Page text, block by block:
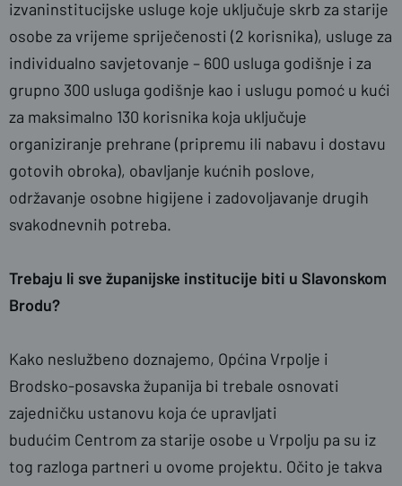
izvaninstitucijske usluge koje uključuje skrb za starije
osobe za vrijeme spriječenosti (2 korisnika), usluge za
individualno savjetovanje – 600 usluga godišnje i za
grupno 300 usluga godišnje kao i uslugu pomoć u kući
za maksimalno 130 korisnika koja uključuje
organiziranje prehrane (pripremu ili nabavu i dostavu
gotovih obroka), obavljanje kućnih poslove,
održavanje osobne higijene i zadovoljavanje drugih
svakodnevnih potreba.
Trebaju li sve županijske institucije biti u Slavonskom
Brodu?
Kako neslužbeno doznajemo, Općina Vrpolje i
Brodsko-posavska županija bi trebale osnovati
zajedničku ustanovu koja će upravljati
budućim Centrom za starije osobe u Vrpolju pa su iz
tog razloga partneri u ovome projektu. Očito je takva